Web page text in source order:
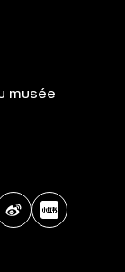
musée
TikTokWeibo